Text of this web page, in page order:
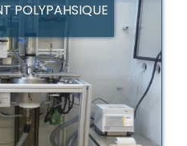
POLYPAHSIQUE